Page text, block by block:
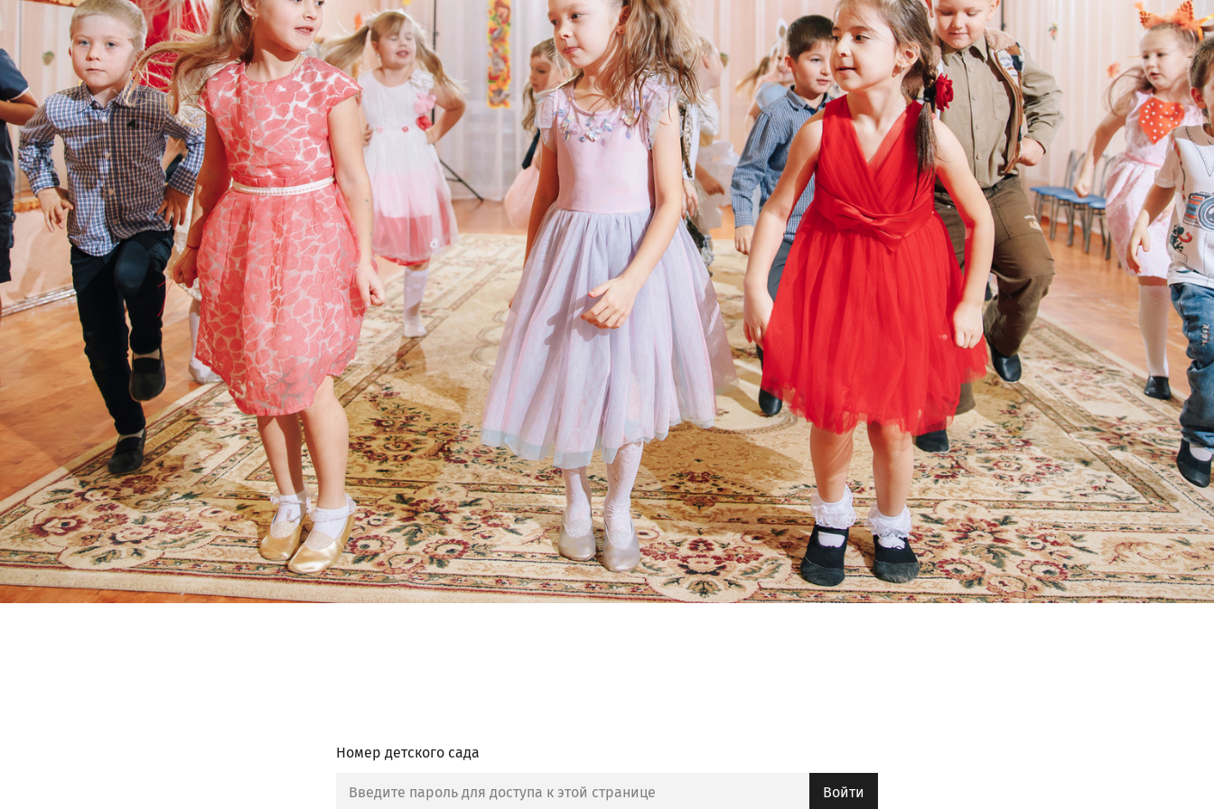
Номер детского сада
Войти